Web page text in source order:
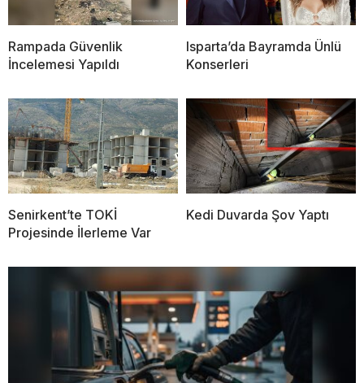
Rampada Güvenlik
İncelemesi Yapıldı
Isparta’da Bayramda Ünlü
Konserleri
Senirkent’te TOKİ
Projesinde İlerleme Var
Kedi Duvarda Şov Yaptı